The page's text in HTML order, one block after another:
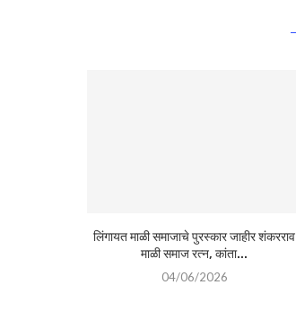
लिंगायत माळी समाजाचे पुरस्कार जाहीर शंकरराव
माळी समाज रत्न, कांता...
04/06/2026